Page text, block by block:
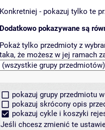
Konkretniej - pokazuj tylko te
Dodatkowo pokazywane są
Pokaż tylko przedmioty z
taka, że możesz w jej ramach
pokazuj grupy przedmiotu
pokazuj skrócony opis
pokazuj cykle i koszyki
Jeśli chcesz zmienić te